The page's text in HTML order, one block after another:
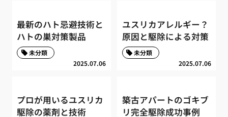
最新のハト忌避技術と
ハトの巣対策製品
2025.07.06
未分類
ユスリカアレルギー？
原因と駆除による対策
2025.07.06
未分類
プロが用いるユスリカ
駆除の薬剤と技術
築古アパートのゴキブ
リ完全駆除成功事例